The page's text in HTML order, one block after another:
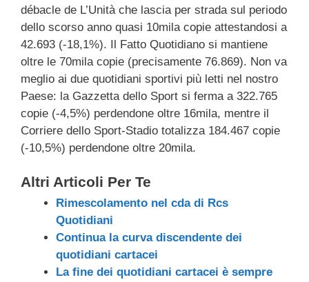
débacle de L’Unità che lascia per strada sul periodo
dello scorso anno quasi 10mila copie attestandosi a
42.693 (-18,1%). Il Fatto Quotidiano si mantiene
oltre le 70mila copie (precisamente 76.869). Non va
meglio ai due quotidiani sportivi più letti nel nostro
Paese: la Gazzetta dello Sport si ferma a 322.765
copie (-4,5%) perdendone oltre 16mila, mentre il
Corriere dello Sport-Stadio totalizza 184.467 copie
(-10,5%) perdendone oltre 20mila.
Altri Articoli Per Te
Rimescolamento nel cda di Rcs
Quotidiani
Continua la curva discendente dei
quotidiani cartacei
La fine dei quotidiani cartacei è sempre